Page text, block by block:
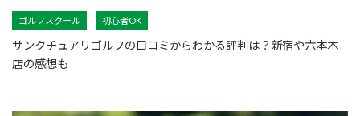
ゴルフスクール 初心者OK
サンクチュアリゴルフの口コミからわかる評判は？新宿や六本木
店の感想も